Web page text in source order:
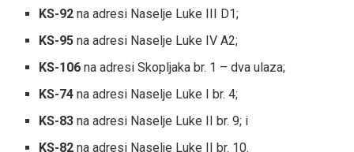
KS-92na adresi Naselje Luke III D1;
KS-95na adresi Naselje Luke IV A2;
KS-106 na adresi Skopljaka br. 1 – dva ulaza;
KS-74na adresi Naselje Luke I br. 4;
KS-83na adresi Naselje Luke II br. 9; i
KS-82na adresi Naselje Luke II br. 10.